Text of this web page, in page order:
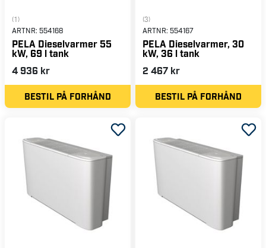
(1)
ARTNR: 554168
PELA Dieselvarmer 55
kW, 69 l tank
4 936 kr
BESTIL PÅ FORHÅND
(3)
ARTNR: 554167
PELA Dieselvarmer, 30
kW, 36 l tank
2 467 kr
BESTIL PÅ FORHÅND